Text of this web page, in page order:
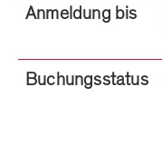
Anmeldung bis
Buchungsstatus